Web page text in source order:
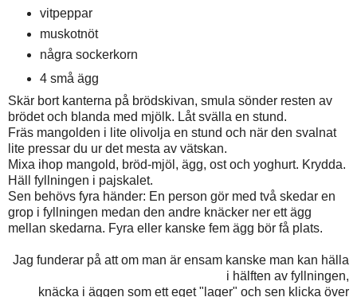
vitpeppar
muskotnöt
några sockerkorn
4 små ägg
Skär bort kanterna på brödskivan, smula sönder resten av
brödet och blanda med mjölk. Låt svälla en stund.
Fräs mangolden i lite olivolja en stund och när den svalnat
lite pressar du ur det mesta av vätskan.
Mixa ihop mangold, bröd-mjöl, ägg, ost och yoghurt. Krydda.
Häll fyllningen i pajskalet.
Sen behövs fyra händer: En person gör med två skedar en
grop i fyllningen medan den andre knäcker ner ett ägg
mellan skedarna. Fyra eller kanske fem ägg bör få plats.
Jag funderar på att om man är ensam kanske man kan hälla
i hälften av fyllningen,
knäcka i äggen som ett eget "lager" och sen klicka över